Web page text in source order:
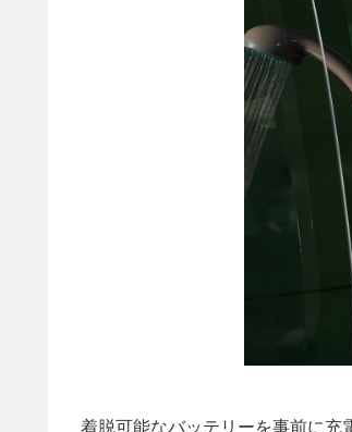
着脱可能なバッテリーを事前に充